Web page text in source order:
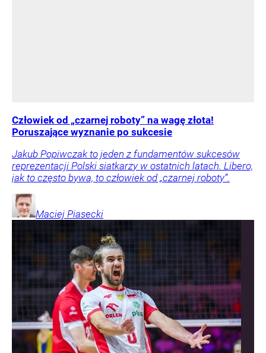
Człowiek od „czarnej roboty” na wagę złota!
Poruszające wyznanie po sukcesie
Jakub Popiwczak to jeden z fundamentów sukcesów
reprezentacji Polski siatkarzy w ostatnich latach. Libero,
jak to często bywa, to człowiek od „czarnej roboty”.
Maciej Piasecki